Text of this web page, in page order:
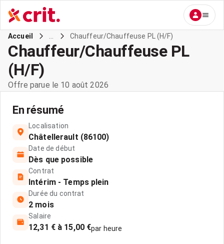
Accueil Chauffeur/Chauffeuse PL (H/F)
Chauffeur/Chauffeuse PL
(H/F)
Offre parue le 10 août 2026
En résumé
Localisation
Châtellerault (86100)
Date de début
Dès que possible
Contrat
Intérim - Temps plein
Durée du contrat
2 mois
Salaire
12,31 € à 15,00 €par heure